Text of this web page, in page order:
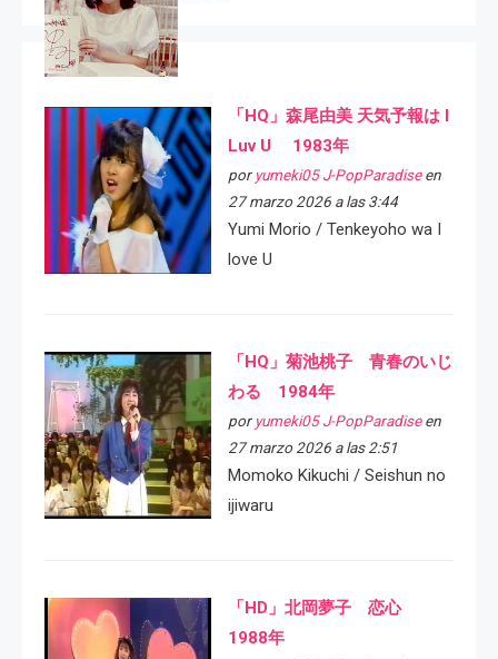
「HQ」森尾由美 天気予報は I
Luv U 1983年
por yumeki05 J-PopParadiseen
27 marzo 2026 a las 3:44
Yumi Morio / Tenkeyoho wa I
love U
「HQ」菊池桃子 青春のいじ
わる 1984年
por yumeki05 J-PopParadiseen
27 marzo 2026 a las 2:51
Momoko Kikuchi / Seishun no
ijiwaru
「HD」北岡夢子 恋心
1988年